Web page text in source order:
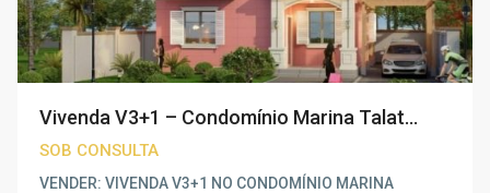
Vivenda V3+1 – Condomínio Marina Talat...
SOB CONSULTA
VENDER: VIVENDA V3+1 NO CONDOMÍNIO MARINA